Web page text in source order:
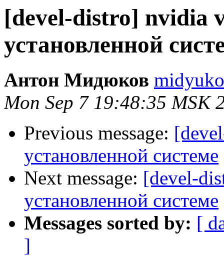
[devel-distro] nvidia
установленной
Антон Мидюков
Mon Sep 7 19:48:35 MSK
Previous message:
установленной системе
Next message: [devel-
установленной системе
Messages sorted by: [
]